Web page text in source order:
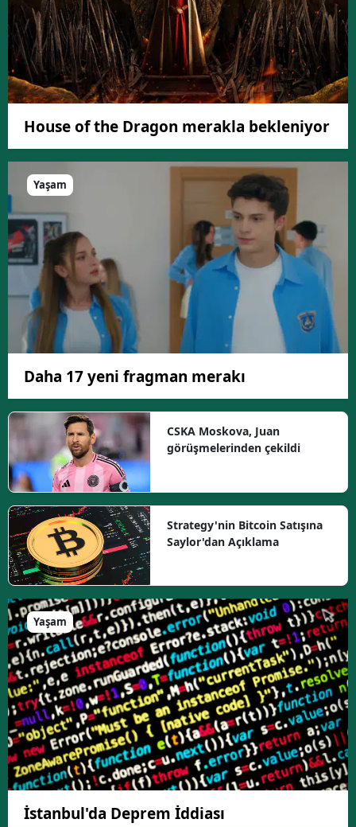
House of the Dragon merakla bekleniyor
Yaşam
Daha 17 yeni fragman merakı
CSKA Moskova, Juan
görüşmelerinden çekildi
Strategy'nin Bitcoin Satışına
Saylor'dan Açıklama
Yaşam
İstanbul'da Deprem İddiası